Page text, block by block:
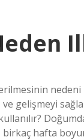
ve gelişmeyi
hafta